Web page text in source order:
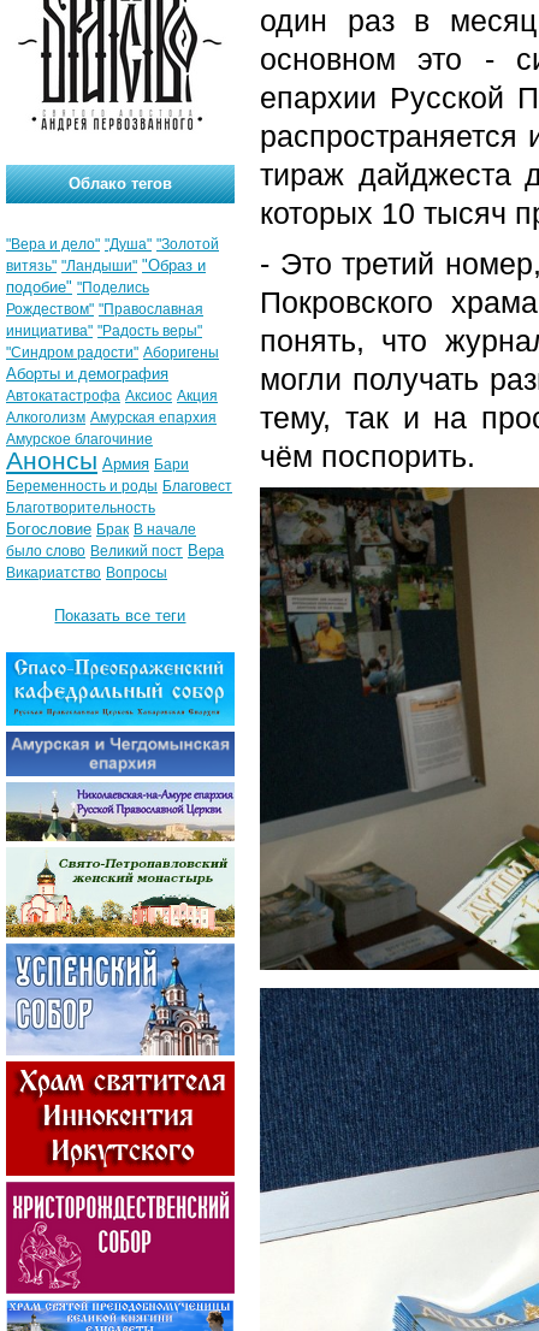
один раз в
основном это -
епархии Русской
тираж дайджеста
которых 10 тысяч
- Это третий
Покровского
понять, что
могли получать
тему, так и на
чём поспорить.
Облако тегов
"Вера и дело" "Душа" "Золотой
витязь" "Ландыши" "Образ и
подобие" "Поделись
Рождеством" "Православная
инициатива" "Радость веры"
"Синдром радости" Аборигены
Аборты и демография
Автокатастрофа Аксиос Акция
Алкоголизм Амурская епархия
Амурское благочиние
Анонсы Армия Бари
Беременность и роды Благовест
Благотворительность
Богословие Брак В начале
было слово Великий пост Вера
Викариатство Вопросы
Показать все теги